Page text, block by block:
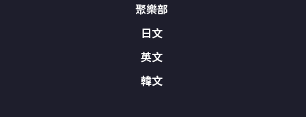
聚樂部
日文
英文
韓文